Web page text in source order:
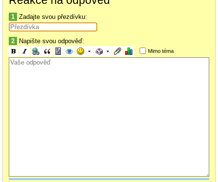
1 Zadajte svou přezdívku:
2 Napište svou odpověď:
Mimo téma